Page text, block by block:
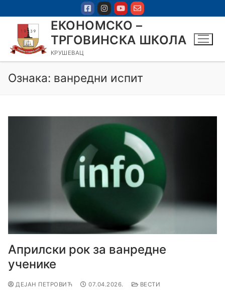
ЕКОНОМСКО –
ТРГОВИНСКА ШКОЛА
КРУШЕВАЦ
Ознака: ванредни испит
Априлски рок за ванредне
ученике
ДЕЈАН ПЕТРОВИЋ 07.04.2026. ВЕСТИ